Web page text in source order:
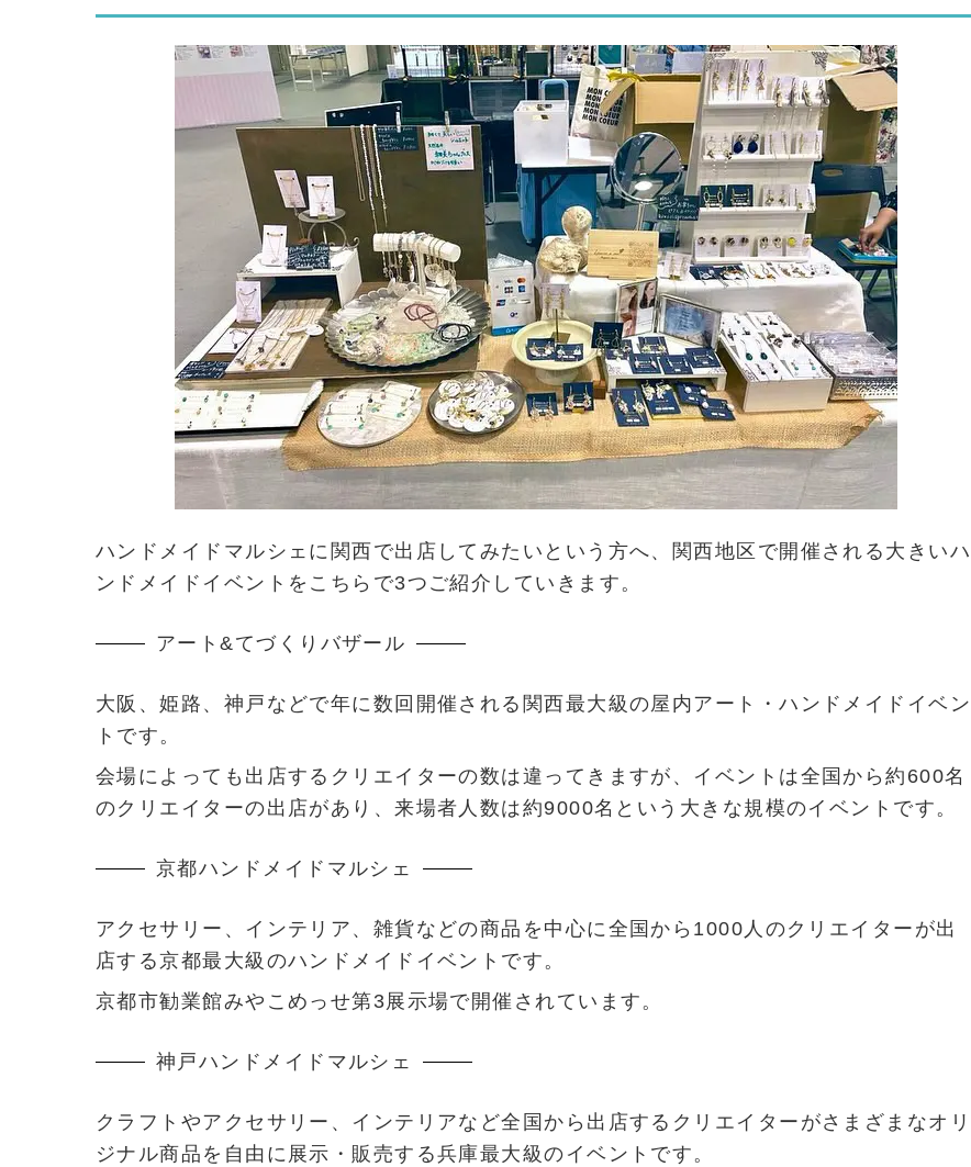
ハンドメイドマルシェに関西で出店してみたいという方へ、関西地区で開催される大きいハ
ンドメイドイベントをこちらで3つご紹介していきます。
アート&てづくりバザール
大阪、姫路、神戸などで年に数回開催される関西最大級の屋内アート・ハンドメイドイベン
トです。
会場によっても出店するクリエイターの数は違ってきますが、イベントは全国から約600名
のクリエイターの出店があり、来場者人数は約9000名という大きな規模のイベントです。
京都ハンドメイドマルシェ
アクセサリー、インテリア、雑貨などの商品を中心に全国から1000人のクリエイターが出
店する京都最大級のハンドメイドイベントです。
京都市勧業館みやこめっせ第3展示場で開催されています。
神戸ハンドメイドマルシェ
クラフトやアクセサリー、インテリアなど全国から出店するクリエイターがさまざまなオリ
ジナル商品を自由に展示・販売する兵庫最大級のイベントです。